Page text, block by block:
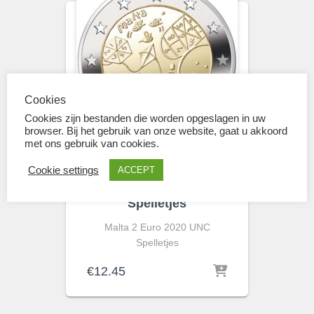
2 EUROMUNTEN
Spelletjes
Malta 2 Euro 2020 UNC
Spelletjes
€12.45
Cookies
Cookies zijn bestanden die worden opgeslagen in uw
browser. Bij het gebruik van onze website, gaat u akkoord
met ons gebruik van cookies.
Cookie settings ACCEPT